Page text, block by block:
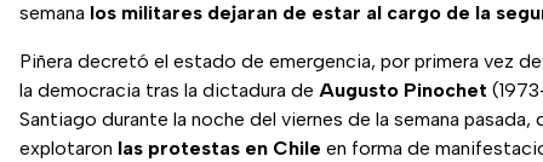
semana los militares dejaran de estar al cargo de la
Piñera decretó el estado de emergencia, por primera vez
la democracia tras la dictadura de Augusto Pinochet
Santiago durante la noche del viernes de la semana pasada,
explotaron las protestas en Chile en forma de